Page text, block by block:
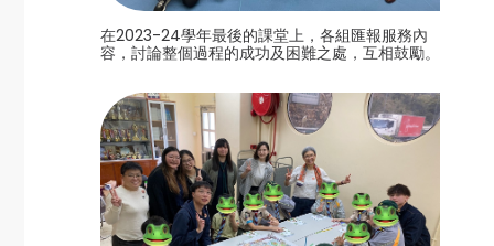
在2023-24學年最後的課堂上，各組匯報服務內
容，討論整個過程的成功及困難之處，互相鼓勵。